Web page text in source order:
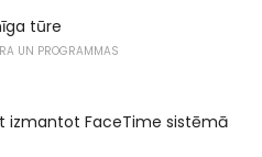
tūre
UN PROGRAMMAS
izmantot FaceTime sistēmā